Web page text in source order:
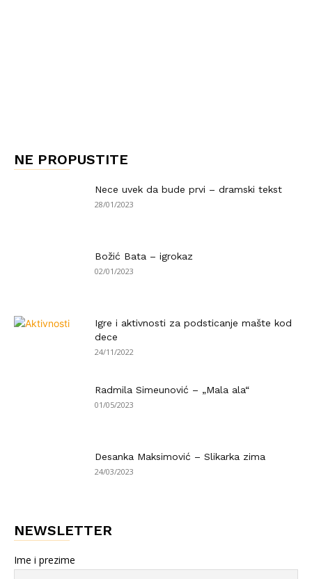
NE PROPUSTITE
Nece uvek da bude prvi – dramski tekst
28/01/2023
Božić Bata – igrokaz
02/01/2023
Igre i aktivnosti za podsticanje mašte kod
dece
24/11/2022
Radmila Simeunović – „Mala ala“
01/05/2023
Desanka Maksimović – Slikarka zima
24/03/2023
NEWSLETTER
Ime i prezime